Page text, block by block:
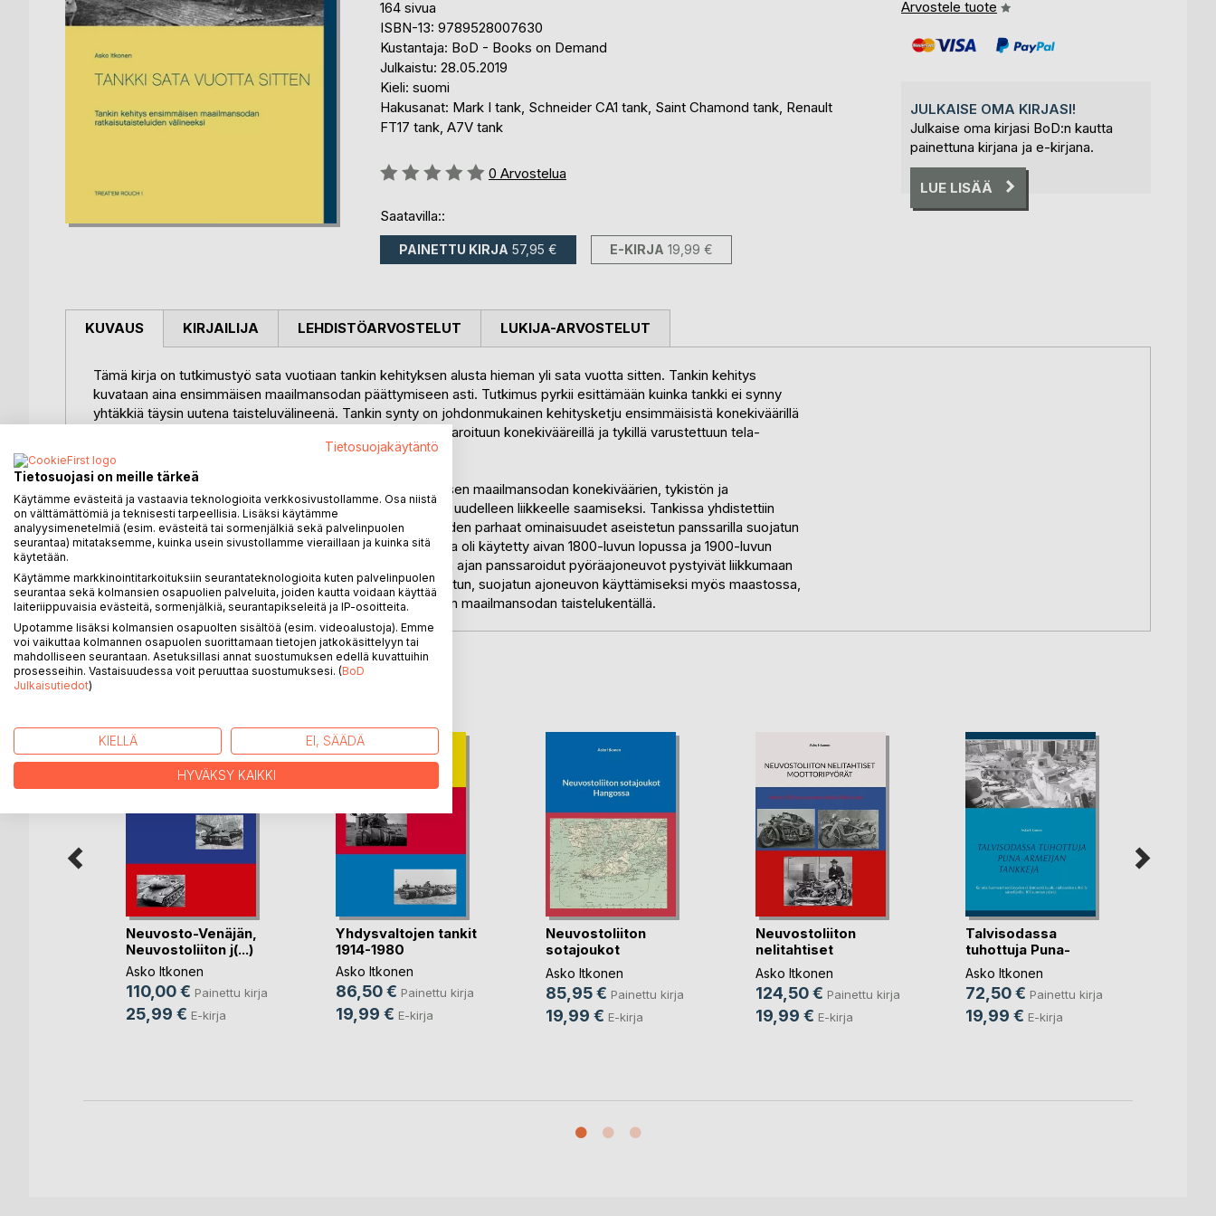
164 sivua
ISBN-13: 9789528007630
Kustantaja: BoD - Books on Demand
Julkaistu: 28.05.2019
Kieli: suomi
Hakusanat: Mark I tank, Schneider CA1 tank, Saint Chamond tank, Renault
FT17 tank, A7V tank
Arvostelu::
0 Arvostelua
Saatavilla::
PAINETTU KIRJA 57,95 € E-KIRJA 19,99 €
Arvostele tuote
JULKAISE OMA KIRJASI!
Julkaise oma kirjasi BoD:n kautta
painettuna kirjana ja e-kirjana.
LUE LISÄÄ
KUVAUS
Tämä kirja on tutkimustyö sata vuotiaan tankin kehityksen alusta hieman yli sata vuotta sitten. Tankin kehitys
kuvataan aina ensimmäisen maailmansodan päättymiseen asti. Tutkimus pyrkii esittämään kuinka tankki ei synny
yhtäkkiä täysin uutena taisteluvälineenä. Tankin synty on johdonmukainen kehitysketju ensimmäisistä konekiväärillä
aseistetuista polttomoottorisista pyöräajoneuvoista panssaroituun konekivääreillä ja tykillä varustettuun tela-
Tankki kehitettiin Ranskassa ja Iso-Britanniassa ensimmäisen maailmansodan konekiväärien, tykistön ja
piikkilankaesteiden taisteluhautoihin pysäyttämän taistelun uudelleen liikkeelle saamiseksi. Tankissa yhdistettiin
polttomoottorilla liikkuvien kuorma-autojen ja telatraktoreiden parhaat ominaisuudet aseistetun panssarilla suojatun
rakenteen sisälle. Erilaisia kolmi- ja nelipyöräisiä ajoneuvoja oli käytetty aivan 1800-luvun lopussa ja 1900-luvun
alussa lähinnä konekiväärien itseliikkuvina alustoina. Tämän ajan panssaroidut pyöräajoneuvot pystyivät liikkumaan
vain tiestöllä ja kovalla ajoalustalla. Tela oli ratkaisu aseistetun, suojatun ajoneuvon käyttämiseksi myös maastossa,
pehmeillä ja hirvittävän tykistötulen rikkomalla ensimmäisen maailmansodan taistelukentällä.
KIRJAILIJA LEHDISTÖARVOSTELUT LUKIJA-ARVOSTELUT
LISÄÄ KIRJOJA B
Neuvosto-Venäjän,
Neuvostoliiton j(...)
Asko Itkonen
110,00 € Painettu kirja
25,99 € E-kirja
Yhdysvaltojen tankit
1914-1980
Asko Itkonen
86,50 € Painettu kirja
19,99 € E-kirja
Neuvostoliiton
sotajoukot
Hangossa
Asko Itkonen
85,95 € Painettu kirja
19,99 € E-kirja
Neuvostoliiton
nelitahtiset
mootto(...)
Asko Itkonen
124,50 € Painettu kirja
19,99 € E-kirja
Talvisodassa
tuhottuja Puna-
armeij(...)
Asko Itkonen
72,50 € Painettu kirja
19,99 € E-kirja
Tietosuojakäytäntö
Tietosuojasi on meille tärkeä
Käytämme evästeitä ja vastaavia teknologioita verkkosivustollamme. Osa niistä
on välttämättömiä ja teknisesti tarpeellisia. Lisäksi käytämme
analyysimenetelmiä (esim. evästeitä tai sormenjälkiä sekä palvelinpuolen
seurantaa) mitataksemme, kuinka usein sivustollamme vieraillaan ja kuinka sitä
käytetään.
Käytämme markkinointitarkoituksiin seurantateknologioita kuten palvelinpuolen
seurantaa sekä kolmansien osapuolien palveluita, joiden kautta voidaan käyttää
laiteriippuvaisia evästeitä, sormenjälkiä, seurantapikseleitä ja IP-osoitteita.
Upotamme lisäksi kolmansien osapuolten sisältöä (esim. videoalustoja). Emme
voi vaikuttaa kolmannen osapuolen suorittamaan tietojen jatkokäsittelyyn tai
mahdolliseen seurantaan. Asetuksillasi annat suostumuksen edellä kuvattuihin
prosesseihin. Vastaisuudessa voit peruuttaa suostumuksesi. (BoD
Julkaisutiedot)
KIELLÄ EI, SÄÄDÄ
HYVÄKSY KAIKKI